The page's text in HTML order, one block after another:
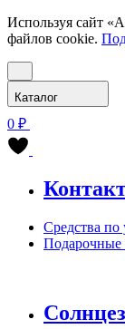
Используя сайт
файлов cookie.
Каталог
0 ₽
Средства по
Подарочные